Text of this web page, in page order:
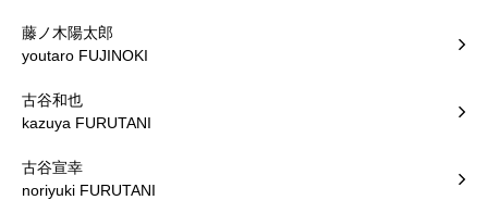
藤ノ木陽太郎
youtaro FUJINOKI
古谷和也
kazuya FURUTANI
古谷宣幸
noriyuki FURUTANI